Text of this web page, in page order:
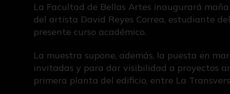
La Facultad de Bellas Artes inaugurará
del artista David Reyes Correa, estudiante
presente curso académico.
La muestra supone, además, la puesta en
invitadas y para dar visibilidad a proyectos
primera planta del edificio, entre La